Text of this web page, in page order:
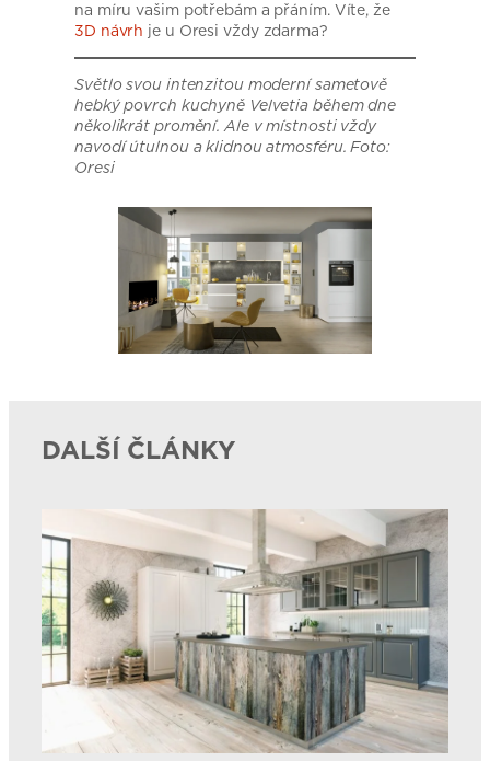
na míru vašim potřebám a přáním. Víte, že
3D návrh je u Oresi vždy zdarma?
Světlo svou intenzitou moderní sametově
hebký povrch kuchyně Velvetia během dne
několikrát promění. Ale v místnosti vždy
navodí útulnou a klidnou atmosféru. Foto:
Oresi
DALŠÍ ČLÁNKY